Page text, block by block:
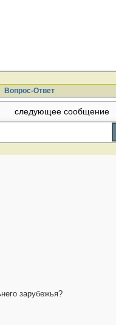
Вопрос-Ответ
следующее сообщение
зарубежья?